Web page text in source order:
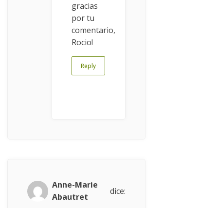
gracias
por tu
comentario,
Rocio!
Reply
Anne-Marie
Abautret
dice: